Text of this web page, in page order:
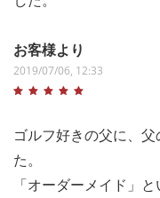
お客様より
2019/07/06, 12:33
ゴルフ好きの父に、
た。
「オーダーメイド」